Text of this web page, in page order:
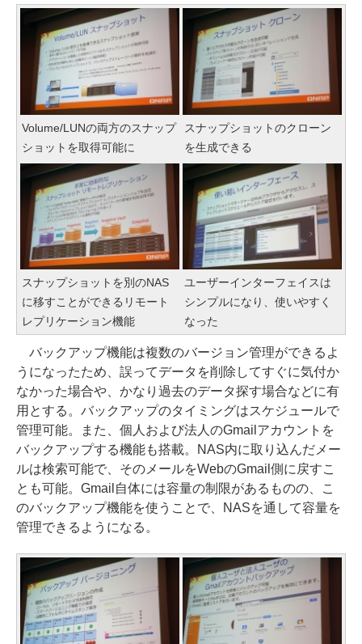
Volume/LUNの両方のスナップ
ショットを取得可能に
スナップショットのクローン
を生成できる
スナップショットを別のNAS
に移すことができるリモート
レプリケーション機能
ユーザーインターフェイスは
シンプルになり、使いやすく
なった
バックアップ機能は複数のバージョン管理ができるよ
うになったため、誤ってデータを削除してすぐに気付か
なかった場合や、かなり過去のデータ探す場合などに有
用とする。バックアップのタイミングはスケジュールで
管理可能。また、個人および法人のGmailアカウントを
バックアップする機能も搭載。NAS内に取り込んだメー
ルは検索可能で、そのメールをWebのGmail側に戻すこ
とも可能。Gmail自体には容量の制限があるものの、こ
のバックアップ機能を使うことで、NASを通して容量を
管理できるようになる。